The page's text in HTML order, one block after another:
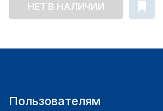
НЕТ В НАЛИЧИИ
Пользователям